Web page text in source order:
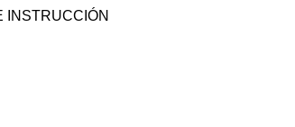
INSTRUCCIÓN